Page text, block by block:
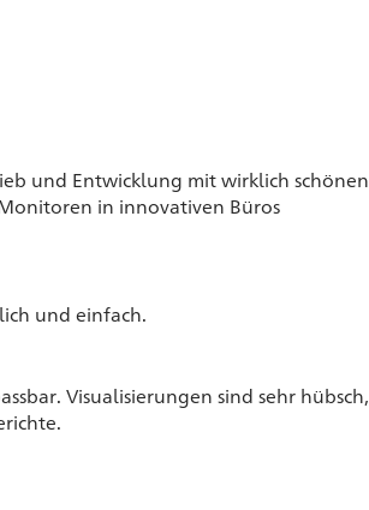
und Entwicklung mit wirklich schönen
in innovativen Büros
und einfach.
Visualisierungen sind sehr hübsch,